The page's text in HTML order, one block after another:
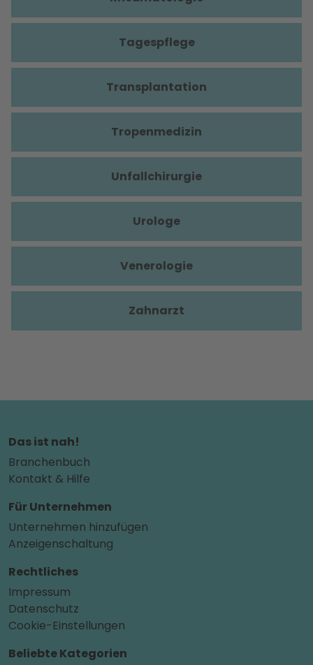
Tagespflege
Transplantation
Tropenmedizin
Unfallchirurgie
Urologe
Venerologie
Zahnarzt
Das ist nah!
Branchenbuch
Kontakt & Hilfe
Für Unternehmen
Unternehmen hinzufügen
Anzeigenschaltung
Rechtliches
Impressum
Datenschutz
Cookie-Einstellungen
Beliebte Kategorien